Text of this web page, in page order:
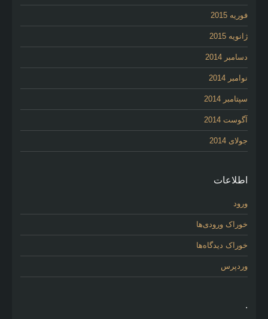
فوریه 2015
ژانویه 2015
دسامبر 2014
نوامبر 2014
سپتامبر 2014
آگوست 2014
جولای 2014
اطلاعات
ورود
خوراک ورودی‌ها
خوراک دیدگاه‌ها
وردپرس
.